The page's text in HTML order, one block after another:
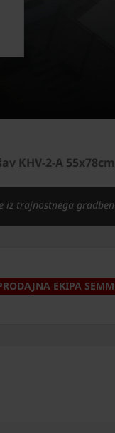
KHV-2-A 55x78cm
iz trajnostnega
EKIPA